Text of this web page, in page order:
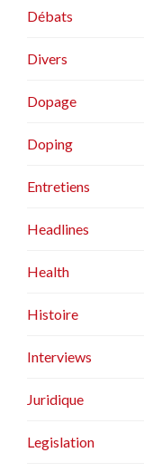
Débats
Divers
Dopage
Doping
Entretiens
Headlines
Health
Histoire
Interviews
Juridique
Legislation